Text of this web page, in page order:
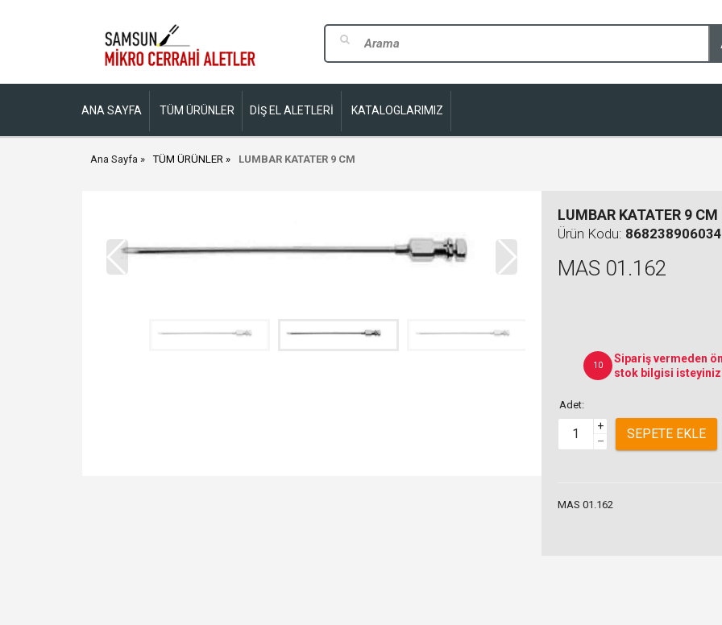
ANA SAYFA TÜM ÜRÜNLER DİŞ EL ALETLERİ KATALOGLARIMIZ
Ana Sayfa TÜM ÜRÜNLER LUMBAR KATATER 9 CM
LUMBAR KATATER 9 CM
Ürün Kodu:
MAS 01.162
10
Sipariş vermeden
stok bilgisi
Adet:
+
–
SEPETE EKLE
MAS 01.162